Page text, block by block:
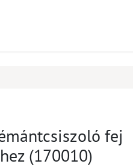
fej
(170010)